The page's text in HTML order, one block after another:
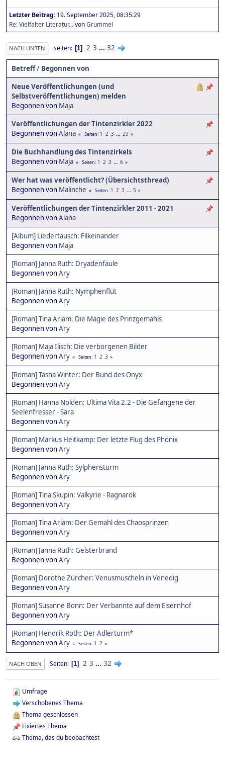
Letzter Beitrag: 19. September 2025, 08:35:29
Re: Vielfalter Literatur...vonGrummel
NACH UNTEN Seiten 1 2 3 ... 32
Betreff/ Begonnen von
Neue Veröffentlichungen (und
Selbstveröffentlichungen) melden
Begonnen von Maja
Veröffentlichungen der Tintenzirkler 2022
Begonnen vonAlana Seiten 1 2 3 ... 29
Die Buchhandlung des Tintenzirkels
Begonnen von Maja Seiten 1 2 3 ... 6
Wer hat was veröffentlicht? (Übersichtsthread)
Begonnen von Malinche Seiten 1 2 3 ... 5
Veröffentlichungen der Tintenzirkler 2011 - 2021
Begonnen vonAlana
[Album] Liedertausch: Filkeinander
Begonnen von Maja
[Roman] Janna Ruth: Dryadenfäule
Begonnen vonAry
[Roman] Janna Ruth: Nymphenflut
Begonnen vonAry
[Roman] Tina Ariam: Die Magie des Prinzgemahls
Begonnen vonAry
[Roman] Maja Ilisch: Die verborgenen Bilder
Begonnen vonAry Seiten 1 2 3
[Roman] Tasha Winter: Der Bund des Onyx
Begonnen vonAry
[Roman] Hanna Nolden: Ultima Vita 2.2 - Die Gefangene der
Seelenfresser - Sara
Begonnen vonAry
[Roman] Markus Heitkamp: Der letzte Flug des Phönix
Begonnen vonAry
[Roman] Janna Ruth: Sylphensturm
Begonnen vonAry
[Roman] Tina Skupin: Valkyrie - Ragnarök
Begonnen vonAry
[Roman] Tina Ariam: Der Gemahl des Chaosprinzen
Begonnen vonAry
[Roman] Janna Ruth: Geisterbrand
Begonnen vonAry
[Roman] Dorothe Zürcher: Venusmuscheln in Venedig
Begonnen vonAry
[Roman] Susanne Bonn: Der Verbannte auf dem Eisernhof
Begonnen vonAry
[Roman] Hendrik Roth: Der Adlerturm*
Begonnen vonAry Seiten 1 2
NACH OBEN Seiten 1 2 3 ... 32
Umfrage
Verschobenes Thema
Thema geschlossen
Fixiertes Thema
Thema, das du beobachtest